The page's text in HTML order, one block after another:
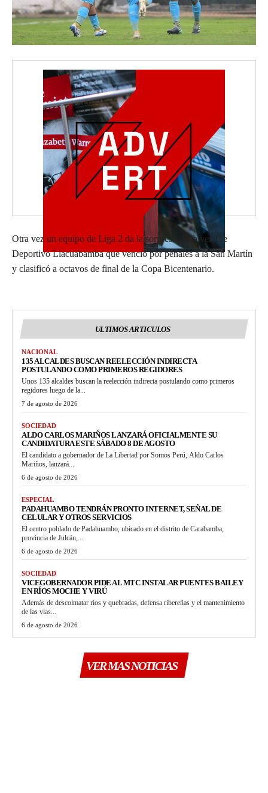
Otra vez un equipo de Liga 2 da la sorpresa. Esta vez fue
Deportivo Llacuabamba que venció por penales a la San Martín
y clasificó a octavos de final de la Copa Bicentenario.
ULTIMOS ARTICULOS
NACIONAL
135 ALCALDES BUSCAN REELECCIÓN INDIRECTA
POSTULANDO COMO PRIMEROS REGIDORES
Unos 135 alcaldes buscan la reelección indirecta postulando como primeros
regidores luego de la...
7 de agosto de 2026
SOCIEDAD
ALDO CARLOS MARIÑOS LANZARÁ OFICIALMENTE SU
CANDIDATURA ESTE SÁBADO 8 DE AGOSTO
El candidato a gobernador de La Libertad por Somos Perú, Aldo Carlos
Mariños, lanzará...
6 de agosto de 2026
ESPECIAL
PADAHUAMBO TENDRÁN PRONTO INTERNET, SEÑAL DE
CELULAR Y OTROS SERVICIOS
El centro poblado de Padahuambo, ubicado en el distrito de Carabamba,
provincia de Julcán,...
6 de agosto de 2026
SOCIEDAD
VICEGOBERNADOR PIDE AL MTC INSTALAR PUENTES BAILEY
EN RÍOS MOCHE Y VIRÚ
Además de descolmatar ríos y quebradas, defensa ribereñas y el mantenimiento
de las vías...
6 de agosto de 2026
VER MAS NOTICIAS